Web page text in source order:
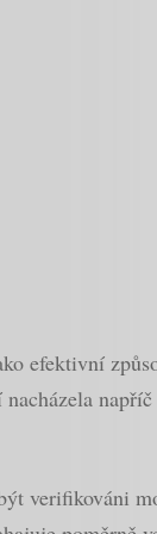
efektivní
verifikováni